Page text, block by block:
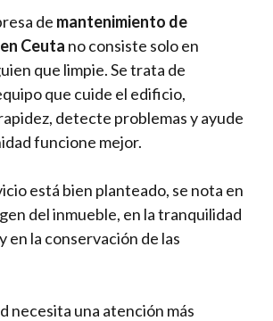
de mantenimiento de
Ceuta no consiste solo en
que limpie. Se trata de
que cuide el edificio,
detecte problemas y ayude
funcione mejor.
está bien planteado, se nota en
del inmueble, en la tranquilidad
en la conservación de las
necesita una atención más